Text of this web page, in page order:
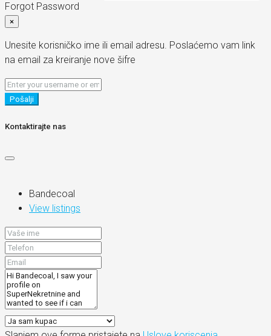
Forgot Password
×
Unesite korisničko ime ili email adresu. Poslaćemo vam link
na email za kreiranje nove šifre
Pošalji
Kontaktirajte nas
Bandecoal
View listings